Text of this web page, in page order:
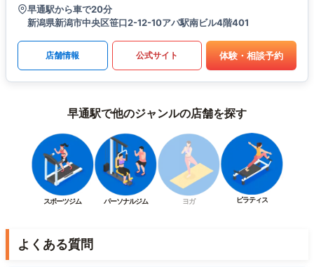
早通駅から車で20分
新潟県新潟市中央区笹口2-12-10アパ駅南ビル4階401
店舗情報 公式サイト 体験・相談予約
早通駅で他のジャンルの店舗を探す
スポーツジム パーソナルジム ヨガ ピラティス
よくある質問